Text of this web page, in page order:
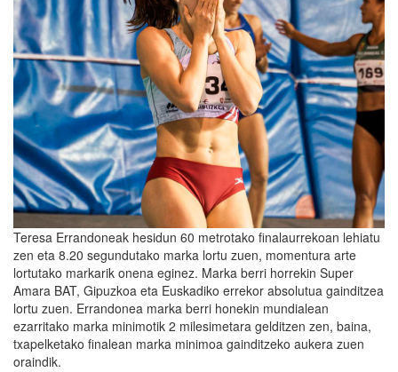
Teresa Errandoneak hesidun 60 metrotako finalaurrekoan lehiatu
zen eta 8.20 segundutako marka lortu zuen, momentura arte
lortutako markarik onena eginez. Marka berri horrekin Super
Amara BAT, Gipuzkoa eta Euskadiko errekor absolutua gainditzea
lortu zuen. Errandonea marka berri honekin mundialean
ezarritako marka minimotik 2 milesimetara gelditzen zen, baina,
txapelketako finalean marka minimoa gainditzeko aukera zuen
oraindik.